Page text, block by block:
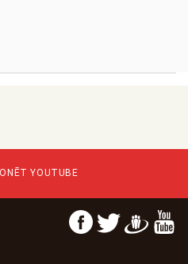
YOUTUBE